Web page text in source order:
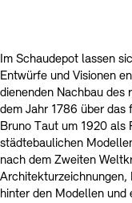
Im Schaudepot lassen
Entwürfe und Visionen
dienenden Nachbau des
dem Jahr 1786 über das
Bruno Taut um 1920 als
städtebaulichen
nach dem Zweiten
Architekturzeichnungen,
hinter den Modellen und